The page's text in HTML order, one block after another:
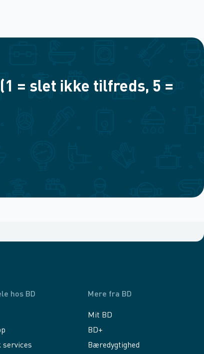
= slet ikke tilfreds, 5 =
hos BD
services
Mere fra BD
Mit BD
BD+
Bæredygtighed